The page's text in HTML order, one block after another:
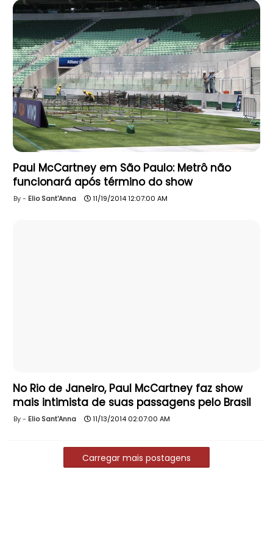
Paul McCartney em São Paulo: Metrô não
funcionará após término do show
Elio Sant'Anna 11/19/2014 12:07:00 AM
No Rio de Janeiro, Paul McCartney faz show
mais intimista de suas passagens pelo Brasil
Elio Sant'Anna 11/13/2014 02:07:00 AM
Carregar mais postagens